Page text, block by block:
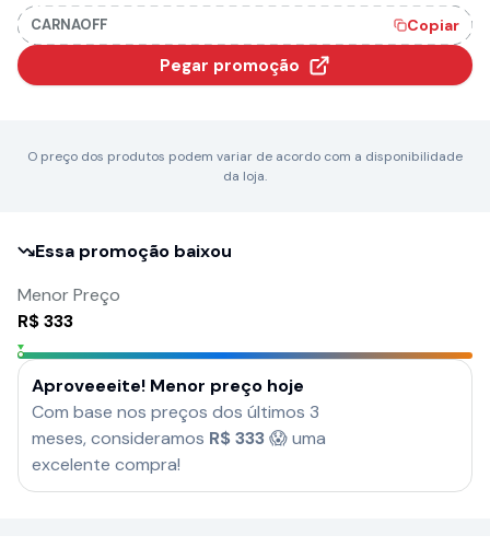
CARNAOFF Copiar
Pegar promoção
O preço dos produtos podem variar de acordo com a disponibilidade
da loja.
Essa promoção baixou
Menor Preço
R$333
Aproveeeite! Menor preço hoje
Com base nos preços dos últimos 3
meses, consideramos R$ 333😱 uma
excelente compra!